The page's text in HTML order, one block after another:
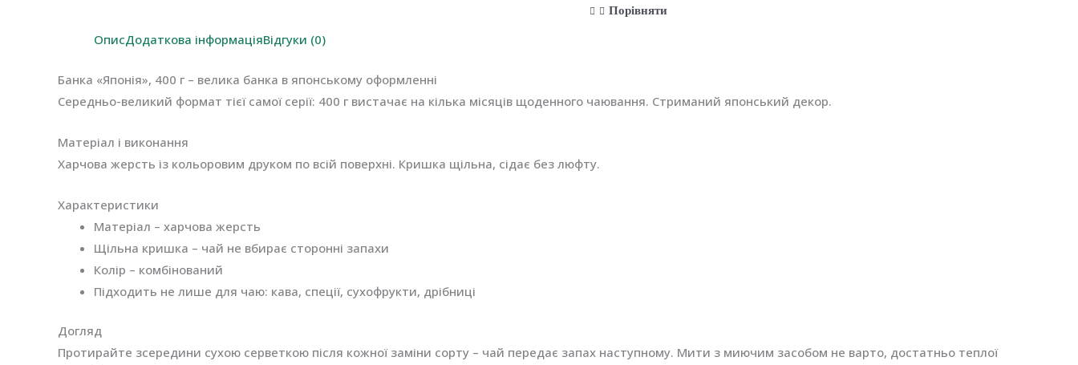
400
Порівняти
ОписДодаткова інформаціяВідгуки (0)
Банка «Японія», 400 г – велика банка в японському оформленні
Середньо-великий формат тієї самої серії: 400 г вистачає на кілька місяців щоденного чаювання. Стриманий японський декор.
Матеріал і виконання
Харчова жерсть із кольоровим друком по всій поверхні. Кришка щільна, сідає без люфту.
Характеристики
Матеріал – харчова жерсть
Щільна кришка – чай не вбирає сторонні запахи
Колір – комбінований
Підходить не лише для чаю: кава, спеції, сухофрукти, дрібниці
Догляд
Протирайте зсередини сухою серветкою після кожної заміни сорту – чай передає запах наступному. Мити з миючим засобом не варто, достатньо теплої